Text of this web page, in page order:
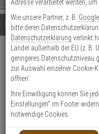
Bitte
geben
Sie
mindestens
Zeichen
ein,
um
Suche
Es
wurde
noch
Kategorien
Suche
gestartet
Details Beratung
Mobotix
S7x gerade-
Produktmerkmale
Datenblatt drucken
Adresse verarbeitet werden,
Wie unsere Partner, z. B. Google
bitte deren
Datenschutzerklärung verlinkt
Länder außerhalb der EU (z.
geringeres Datenschutzniveau
zur Auswahl einzelner Cookie-
öffnen'.
Ihre Einwilligung können Sie
Einstellungen“ im Footer
notwendige Cookies.